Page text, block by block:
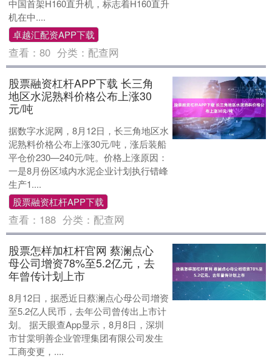
中国首架H160直升机，标志着H160直升
机在中....
卓越汇配资APP下载
查看：80 分类： 配查网
股票融资杠杆APP下载 长三角
地区水泥熟料价格公布上涨30
元/吨
据数字水泥网，8月12日，长三角地区水
泥熟料价格公布上涨30元/吨，涨后装船
平仓价230—240元/吨。价格上涨原因：
一是8月份区域内水泥企业计划执行错峰
生产1....
股票融资杠杆APP下载
查看： 188 分类： 配查网
股票怎样加杠杆官网 蔡澜点心
母公司增资78%至5.2亿元，去
年曾传计划上市
8月12日，据悉近日蔡澜点心母公司增资
至5.2亿人民币，去年公司曾传出上市计
划。 据天眼查App显示，8月8日，深圳
市甘棠明善企业管理集团有限公司发生
工商变更，....